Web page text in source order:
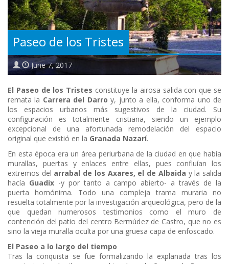
Paseo de los Tristes
June 7, 2017
El Paseo de los Tristes constituye la airosa salida con que se
remata la Carrera del Darro y, junto a ella, conforma uno de
los espacios urbanos más sugestivos de la ciudad. Su
configuración es totalmente cristiana, siendo un ejemplo
excepcional de una afortunada remodelación del espacio
original que existió en la Granada Nazarí.
En esta época era un área periurbana de la ciudad en que había
murallas, puertas y enlaces entre ellas, pues confluían los
extremos del arrabal de los Axares, el de Albaida y la salida
hacía Guadix-y por tanto a campo abierto- a través de la
puerta homónima. Todo una compleja trama muraria no
resuelta totalmente por la investigación arqueológica, pero de la
que quedan numerosos testimonios como el muro de
contención del patio del centro Bermúdez de Castro, que no es
sino la vieja muralla oculta por una gruesa capa de enfoscado.
El Paseo a lo largo del tiempo
Tras la conquista se fue formalizando la explanada tras los